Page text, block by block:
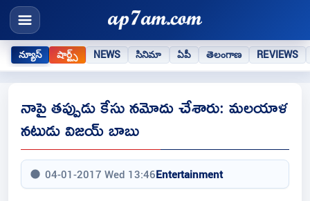
న్యూస్ షార్ట్స్ NEWS సినిమా ఏపీ తెలంగాణ REVIEWS
నాపై తప్పుడు కేసు నమోదు చేశారు: మలయాళ
నటుడు విజయ్‌ బాబు
04-01-2017 Wed 13:46Entertainment